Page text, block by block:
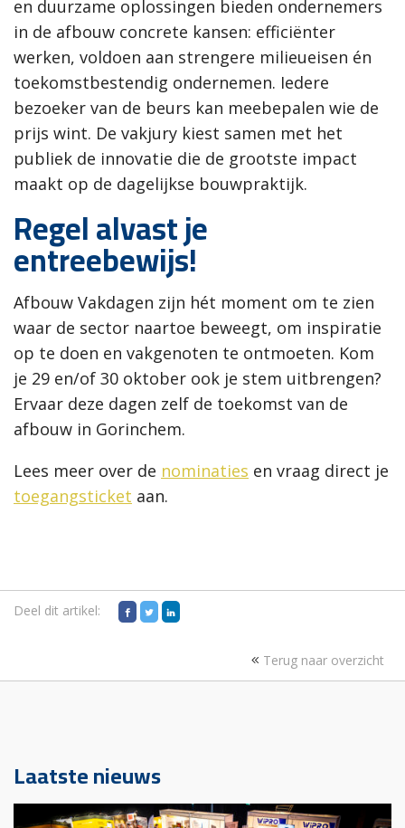
en duurzame oplossingen bieden ondernemers
in de afbouw concrete kansen: efficiënter
werken, voldoen aan strengere milieueisen én
toekomstbestendig ondernemen. Iedere
bezoeker van de beurs kan meebepalen wie de
prijs wint. De vakjury kiest samen met het
publiek de innovatie die de grootste impact
maakt op de dagelijkse bouwpraktijk.
Regel alvast je
entreebewijs!
Afbouw Vakdagen zijn hét moment om te zien
waar de sector naartoe beweegt, om inspiratie
op te doen en vakgenoten te ontmoeten. Kom
je 29 en/of 30 oktober ook je stem uitbrengen?
Ervaar deze dagen zelf de toekomst van de
afbouw in Gorinchem.
Lees meer over de nominaties en vraag direct je
toegangsticket aan.
Deel dit artikel:
Terug naar overzicht
Laatste nieuws